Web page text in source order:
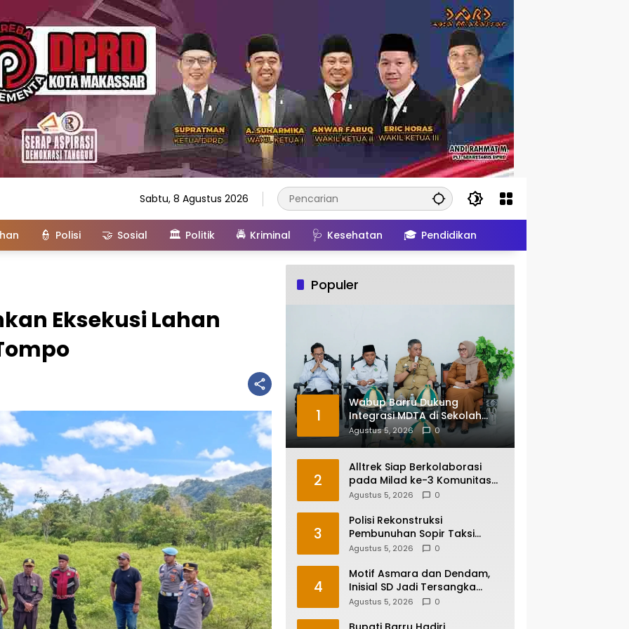
Sabtu, 8 Agustus 2026
👮 Polisi 🤝 Sosial 🏛️ Politik 🚔 Kriminal 🩺 Kesehatan 🎓 Pendidikan
Eksekusi Lahan
Populer
1
Wabup Barru Dukung
Integrasi MDTA di Sekolah
Umum, Siapkan Regulasi
hingga Tim Khusus
Agustus 5, 2026 0
2
Alltrek Siap Berkolaborasi
pada Milad ke-3 Komunitas
Camping IKA Smandel
Agustus 5, 2026 0
3
Polisi Rekonstruksi
Pembunuhan Sopir Taksi
Online di Maros, Tersangka
Agustus 5, 2026 0
4
Motif Asmara dan Dendam,
Inisial SD Jadi Tersangka
Pembunuhan Sopir Taksi
Agustus 5, 2026 0